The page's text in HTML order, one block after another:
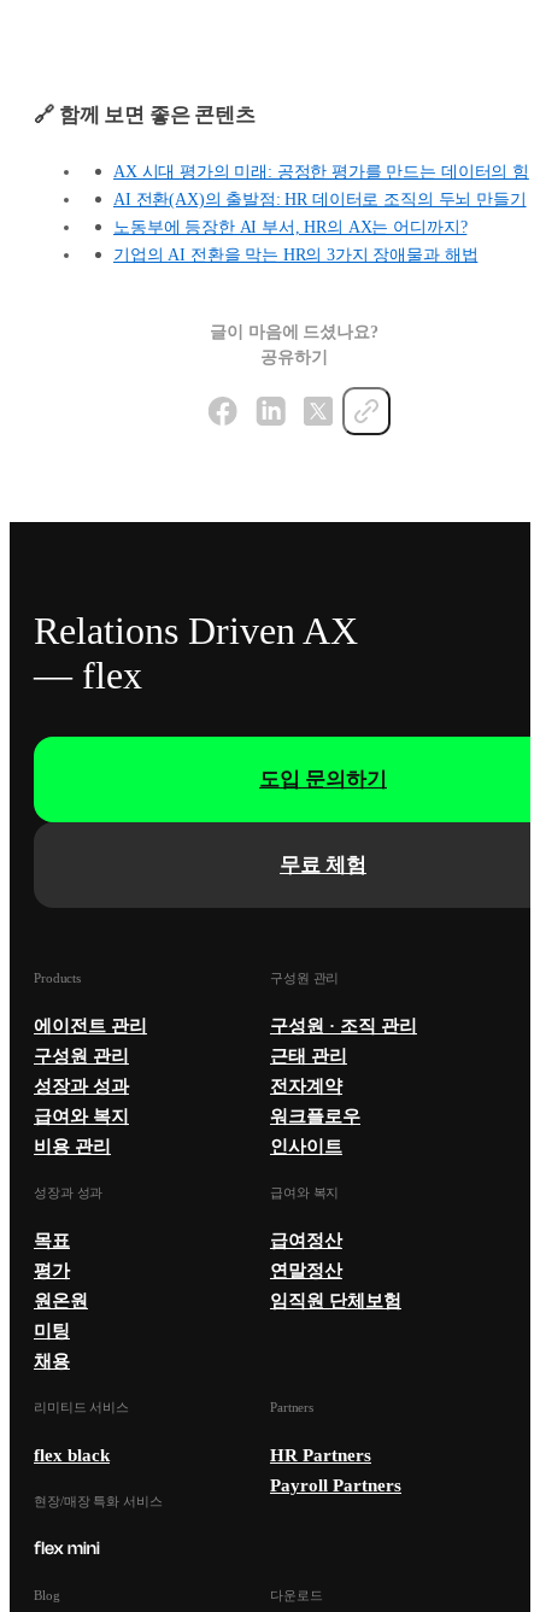
🔗 함께 보면 좋은 콘텐츠
AX 시대 평가의 미래: 공정한 평가를 만드는 데이터의 힘
AI 전환(AX)의 출발점: HR 데이터로 조직의 두뇌 만들기
노동부에 등장한 AI 부서, HR의 AX는 어디까지?
기업의 AI 전환을 막는 HR의 3가지 장애물과 해법
글이 마음에 드셨나요?
공유하기
Relations Driven AX
— flex
무료 체험
도입 문의하기
Products
에이전트 관리
구성원 관리
성장과 성과
급여와 복지
비용 관리
구성원 관리
구성원 · 조직 관리
근태 관리
전자계약
워크플로우
인사이트
성장과 성과
목표
평가
원온원
미팅
채용
급여와 복지
급여정산
연말정산
임직원 단체보험
리미티드 서비스
flex black
현장/매장 특화 서비스
Partners
HR Partners
Payroll Partners
Blog 다운로드